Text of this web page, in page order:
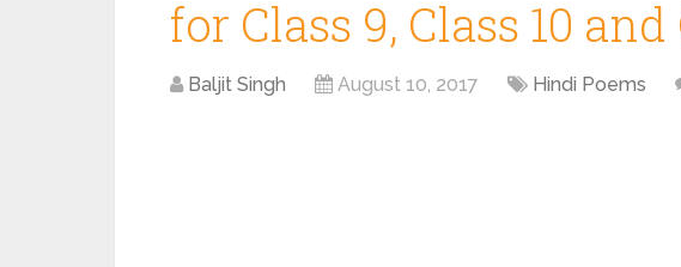
for Class 9, Class 10 and
Baljit Singh August 10, 2017 Hindi Poems